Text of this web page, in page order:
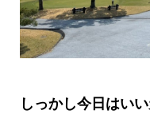
しっかし今日はい